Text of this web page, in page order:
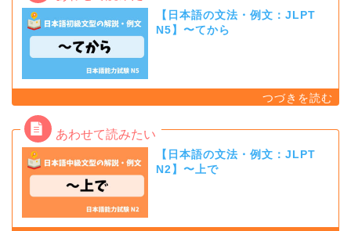
【日本語の文法・例文：JLPT
N5】〜てから
【日本語の文法・例文：JLPT
N2】〜上で